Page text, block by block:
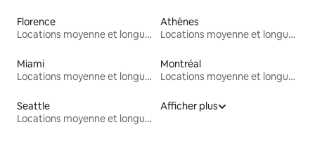
Florence
Locations moyenne et longue durée
Athènes
Locations moyenne et longue durée
Miami
Locations moyenne et longue durée
Montréal
Locations moyenne et longue durée
Seattle
Locations moyenne et longue durée
Afficher plus